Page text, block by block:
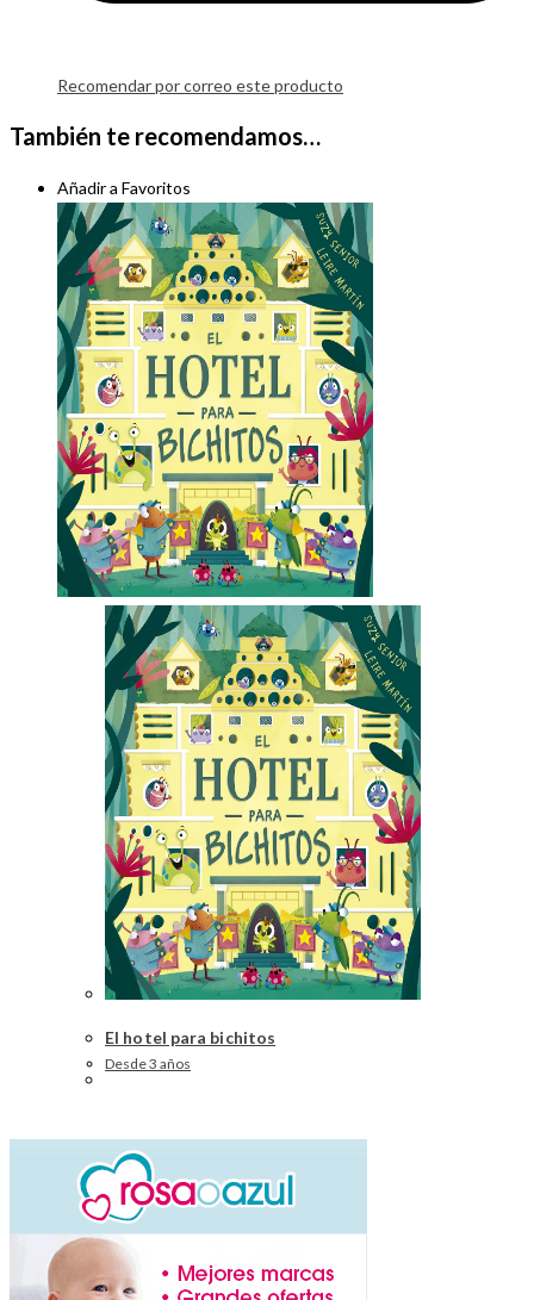
Recomendar por correo este producto
También te recomendamos…
Añadir a Favoritos
El hotel para bichitos
Desde 3 años